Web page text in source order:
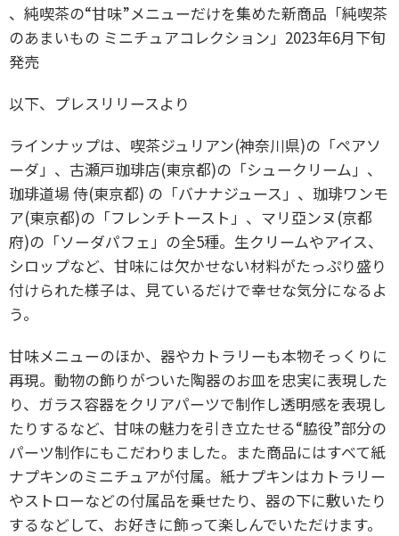
、純喫茶の“甘味”メニューだけを集めた新商品「純喫茶
のあまいもの ミニチュアコレクション」2023年6月下旬
発売
以下、プレスリリースより
ラインナップは、喫茶ジュリアン(神奈川県)の「ペアソ
ーダ」、古瀬戸珈琲店(東京都)の「シュークリーム」、
珈琲道場 侍(東京都) の「バナナジュース」、珈琲ワンモ
ア(東京都)の「フレンチトースト」、マリ亞ンヌ(京都
府)の「ソーダパフェ」の全5種。生クリームやアイス、
シロップなど、甘味には欠かせない材料がたっぷり盛り
付けられた様子は、見ているだけで幸せな気分になるよ
う。
甘味メニューのほか、器やカトラリーも本物そっくりに
再現。動物の飾りがついた陶器のお皿を忠実に表現した
り、ガラス容器をクリアパーツで制作し透明感を表現し
たりするなど、甘味の魅力を引き立たせる“脇役”部分の
パーツ制作にもこだわりました。また商品にはすべて紙
ナプキンのミニチュアが付属。紙ナプキンはカトラリー
やストローなどの付属品を乗せたり、器の下に敷いたり
するなどして、お好きに飾って楽しんでいただけます。